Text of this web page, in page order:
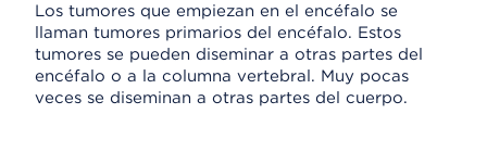
Los tumores que empiezan en el encéfalo se
llaman tumores primarios del encéfalo. Estos
tumores se pueden diseminar a otras partes del
encéfalo o a la columna vertebral. Muy pocas
veces se diseminan a otras partes del cuerpo.